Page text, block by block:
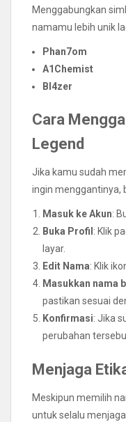
Menggabungkan
namamu lebih unik
Phan7om
A1Chemist
Bl4zer
Cara
Legend
Jika kamu sudah
ingin menggantinya,
Masuk ke Akun:
Buka Profil : Klik
layar.
Edit Nama: Klik
Masukkan nama
pastikan sesuai
Konfirmasi: Jika
perubahan
Menjaga
Meskipun memilih
untuk selalu